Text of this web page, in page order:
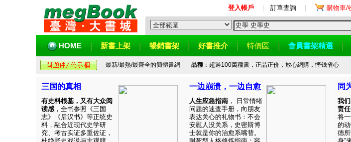
登入帳戶 訂單查詢 購物車/
HOME 新書上架 暢銷書架 好書推介 特價區 會員書架精選
最新/最熱/最齊全的簡體書網 品種：超過100萬種書，正品正价，放心網購，悭钱省心
三国的真相
有史料根基，又有大众阅
读感 ，全书参照《三国
志》《后汉书》等正统史
料，融合近现代史学研
究、考古实证多重佐证，
一边崩溃，一边自愈
人生应急指南 ， 日常情绪
问题的速查手册，向朋友
表达关心的礼物书：不会
安慰人没关系，史密斯博
士就是你的治愈系嘴替。
同
我
责任
将
的
德